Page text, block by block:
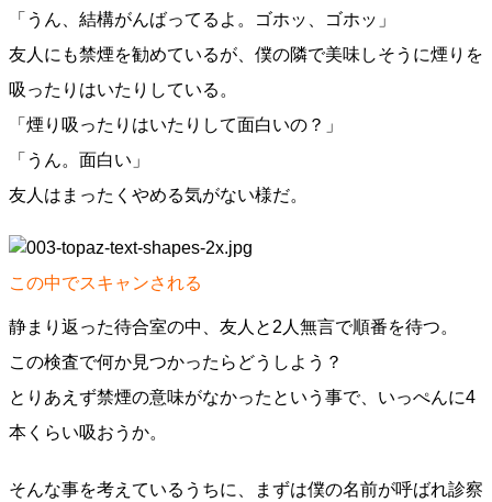
「うん、結構がんばってるよ。ゴホッ、ゴホッ」
友人にも禁煙を勧めているが、僕の隣で美味しそうに煙りを
吸ったりはいたりしている。
「煙り吸ったりはいたりして面白いの？」
「うん。面白い」
友人はまったくやめる気がない様だ。
この中でスキャンされる
静まり返った待合室の中、友人と2人無言で順番を待つ。
この検査で何か見つかったらどうしよう？
とりあえず禁煙の意味がなかったという事で、いっぺんに4
本くらい吸おうか。
そんな事を考えているうちに、まずは僕の名前が呼ばれ診察